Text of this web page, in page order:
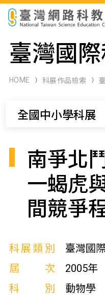
科展作品檢索
科學研習月刊
臺灣國
HOME 科展作品檢索
全國中小學科展
南爭北
一蝎虎
間競爭
科展類別
臺灣國
屆次
2005年
科別
動物學